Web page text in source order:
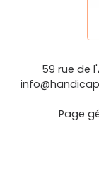
59 rue de
Page